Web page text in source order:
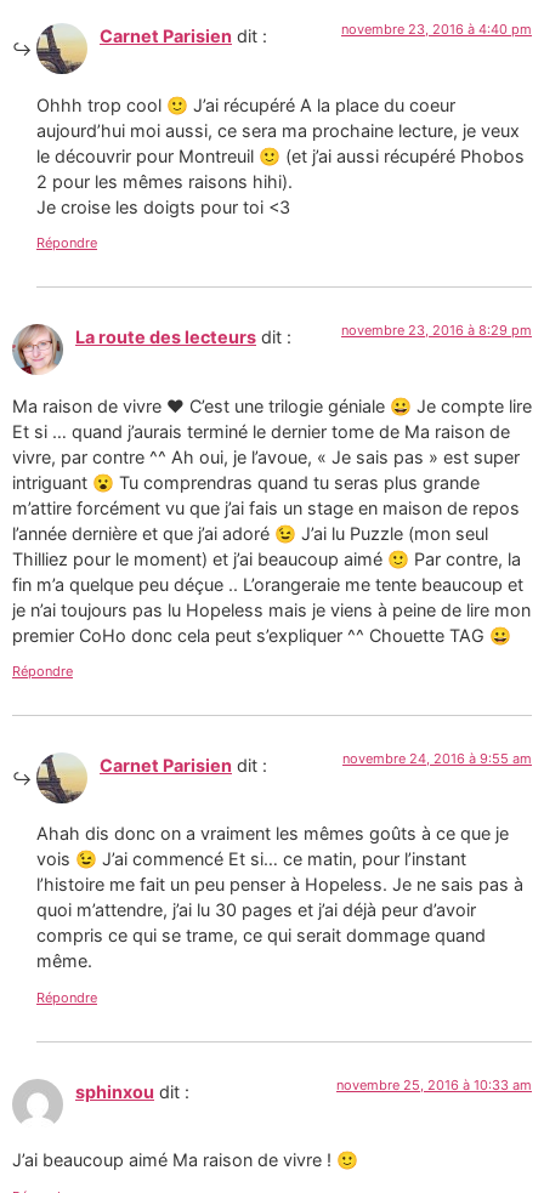
Carnet Parisien dit : novembre 23, 2016 à 4:40 pm
Ohhh trop cool 🙂 J’ai récupéré A la place du coeur
aujourd’hui moi aussi, ce sera ma prochaine lecture, je veux
le découvrir pour Montreuil 🙂 (et j’ai aussi récupéré Phobos
2 pour les mêmes raisons hihi).
Je croise les doigts pour toi <3
Répondre
La route des lecteurs dit : novembre 23, 2016 à 8:29 pm
Ma raison de vivre ❤️ C’est une trilogie géniale 😀 Je compte lire
Et si … quand j’aurais terminé le dernier tome de Ma raison de
vivre, par contre ^^ Ah oui, je l’avoue, « Je sais pas » est super
intriguant 😮 Tu comprendras quand tu seras plus grande
m’attire forcément vu que j’ai fais un stage en maison de repos
l’année dernière et que j’ai adoré 😉 J’ai lu Puzzle (mon seul
Thilliez pour le moment) et j’ai beaucoup aimé 🙂 Par contre, la
fin m’a quelque peu déçue .. L’orangeraie me tente beaucoup et
je n’ai toujours pas lu Hopeless mais je viens à peine de lire mon
premier CoHo donc cela peut s’expliquer ^^ Chouette TAG 😀
Répondre
Carnet Parisien dit : novembre 24, 2016 à 9:55 am
Ahah dis donc on a vraiment les mêmes goûts à ce que je
vois 😉 J’ai commencé Et si… ce matin, pour l’instant
l’histoire me fait un peu penser à Hopeless. Je ne sais pas à
quoi m’attendre, j’ai lu 30 pages et j’ai déjà peur d’avoir
compris ce qui se trame, ce qui serait dommage quand
même.
Répondre
sphinxou dit : novembre 25, 2016 à 10:33 am
J’ai beaucoup aimé Ma raison de vivre ! 🙂